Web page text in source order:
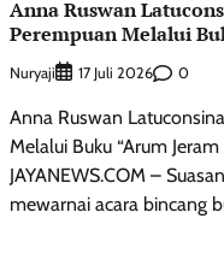
Anna Ruswan
Perempuan Melalui
Nuryaji 17 Juli 2026 0
Anna Ruswan
Melalui Buku “Arum
JAYANEWS.COM –
mewarnai acara bincang